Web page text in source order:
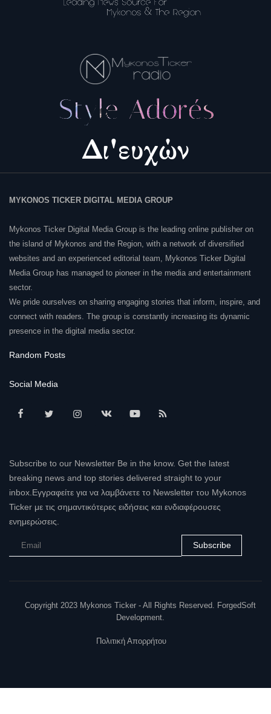
MYKONOS TICKER DIGITAL MEDIA GROUP
Mykonos Ticker Digital Media Group is the leading online publisher on
the island of Mykonos and the Region, with a network of diversified
websites and an experienced editorial team, Mykonos Ticker Digital
Media Group has managed to pioneer in the media and entertainment
sector.
We pride ourselves on sharing engaging stories that inform, inspire, and
connect with readers. The group is constantly increasing its dynamic
presence in the digital media sector.
Random Posts
Social Media
Subscribe to our Newsletter Be in the know. Get the latest
breaking news and top stories delivered straight to your
inbox.Εγγραφείτε για να λαμβάνετε το Newsletter του Mykonos
Ticker με τις σημαντικότερες ειδήσεις και ενδιαφέρουσες
ενημερώσεις.
Subscribe
Copyright 2023 Mykonos Ticker - All Rights Reserved. ForgedSoft
Development.
Πολιτική Απορρήτου